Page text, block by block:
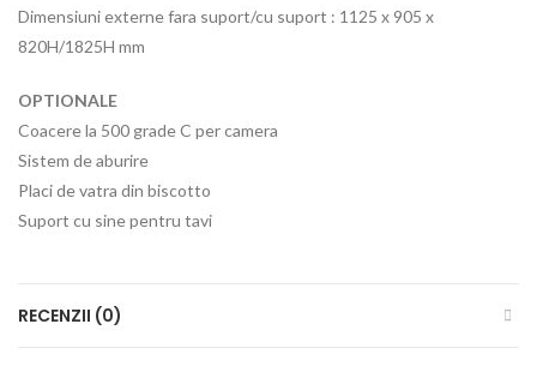
Dimensiuni externe fara suport/cu suport : 1125 x 905 x
820H/1825H mm
OPTIONALE
Coacere la 500 grade C per camera
Sistem de aburire
Placi de vatra din biscotto
Suport cu sine pentru tavi
RECENZII (0)